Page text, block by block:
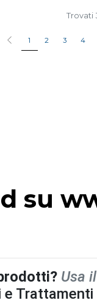
Trovati
1 2 3 4
su
Usa
e Trattamenti